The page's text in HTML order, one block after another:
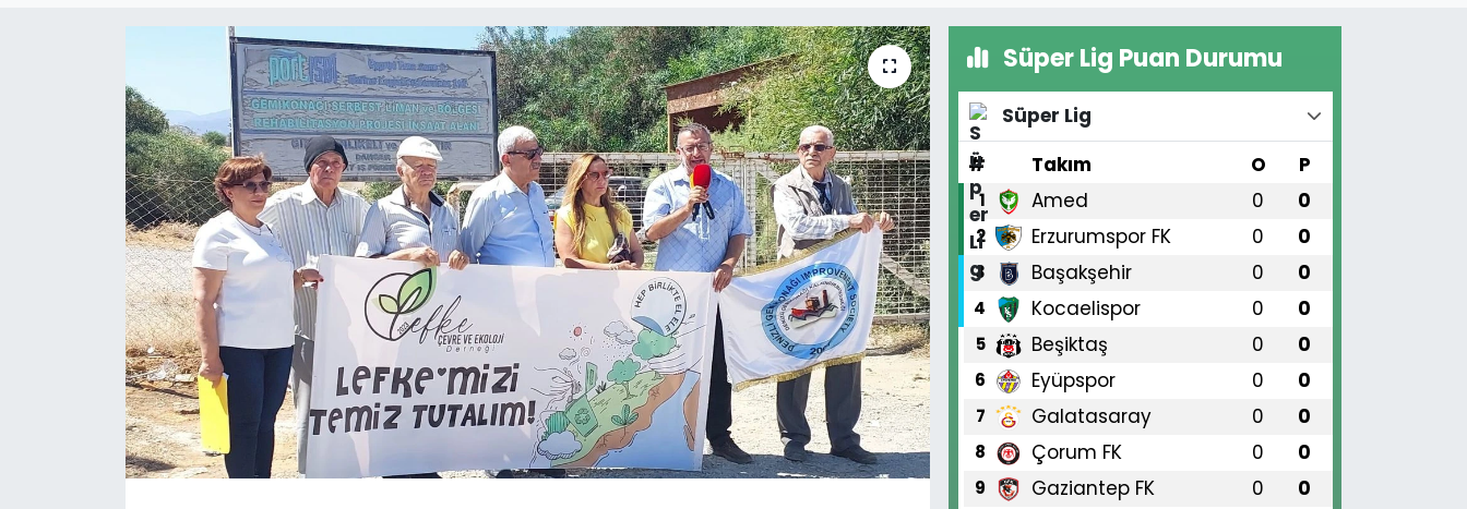
Süper Lig Puan Durumu
Süper Lig
#
Takım O P
1 Amed 0 0
2 Erzurumspor FK 0 0
3 Başakşehir 0 0
4 Kocaelispor 0 0
5 Beşiktaş 0 0
6 Eyüpspor 0 0
7 Galatasaray 0 0
8 Çorum FK 0 0
9 Gaziantep FK 0 0
KKTC YEREL SEÇİM 2018
Kültür Sanat
Magazin
Nöbetçi Eczaneler
Otomobil Dünyası
Politika